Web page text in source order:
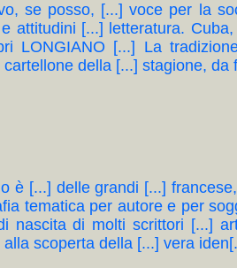
se posso, [...] voce per la
attitudini [...] letteratura.
LONGIANO [...] La
della [...] stagione, da
è [...] delle grandi [...]
tematica per autore e per
nascita di molti scrittori [...]
scoperta della [...] vera